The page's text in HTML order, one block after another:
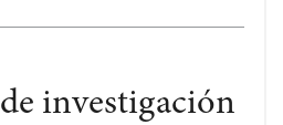
investigación